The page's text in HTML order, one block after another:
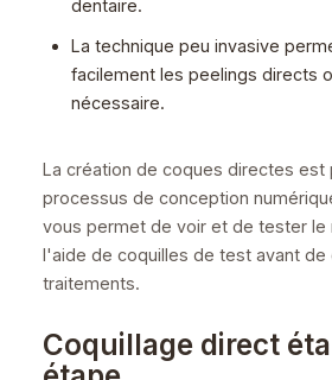
dentaire.
La technique peu invasive
facilement les peelings directs
nécessaire.
La création de coques directes
processus de conception
vous permet de voir et de tester le
l'aide de coquilles de test avant
traitements.
Coquillage direct